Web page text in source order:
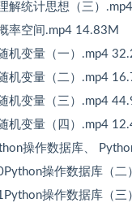
解统计思想（三）
率空间.mp4 14.83M
机变量（一）.mp4
机变量（二）.mp4
机变量（三）.mp4
机变量（四）.mp4
操作数据库、
操作数据库（二
操作数据库（三